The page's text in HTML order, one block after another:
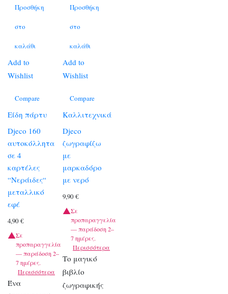
Προσθήκη
στο
καλάθι
Add to
Wishlist
Compare
Είδη πάρτυ
Djeco 160
αυτοκόλλητα
σε 4
καρτέλες
“Νεράιδες“
μεταλλικό
εφέ
4,90 €
Σε
προπαραγγελία
— παράδοση 2–
7 ημέρες.
Περισσότερα
Ένα
Προσθήκη
στο
καλάθι
Add to
Wishlist
Compare
Καλλιτεχνικά
Djeco
ζωγραφίζω
με
μαρκαδόρο
με νερό
9,90€
Σε
προπαραγγελία
— παράδοση 2–
7 ημέρες.
Περισσότερα
Το μαγικό
βιβλίο
ζωγραφικής